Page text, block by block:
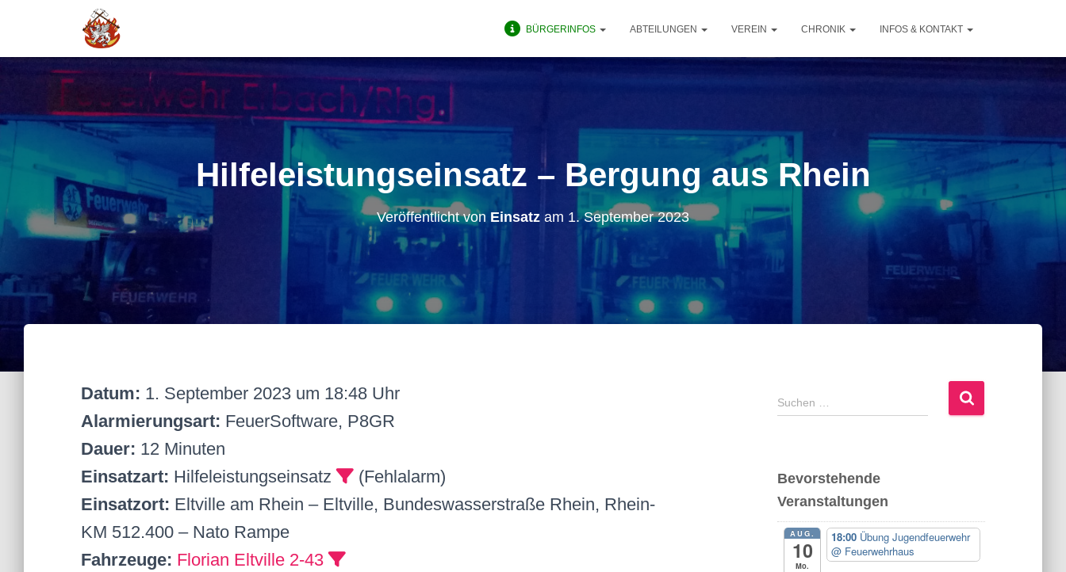
BÜRGERINFOS ABTEILUNGEN VEREIN CHRONIK INFOS & KONTAKT
Hilfeleistungseinsatz – Bergung aus Rhein
Veröffentlicht von Einsatz am 1. September 2023
Datum: 1. September 2023 um 18:48 Uhr
Alarmierungsart: FeuerSoftware, P8GR
Dauer: 12 Minuten
Einsatzart: Hilfeleistungseinsatz
(Fehlalarm)
Einsatzort: Eltville am Rhein – Eltville, Bundeswasserstraße Rhein, Rhein-
KM 512.400 – Nato Rampe
Fahrzeuge: Florian Eltville 2-43
S
u
n
n
Suchen …
Bevorstehende
Veranstaltungen
AUG.
10
Mo.
18:00 Übung Jugendfeuerwehr
@ Feuerwehrhaus